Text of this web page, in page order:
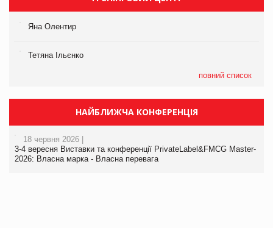
Яна Олентир
Тетяна Ільєнко
повний список
НАЙБЛИЖЧА КОНФЕРЕНЦІЯ
18 червня 2026 |
3-4 вересня Виставки та конференції PrivateLabel&FMCG Master-
2026: Власна марка - Власна перевага